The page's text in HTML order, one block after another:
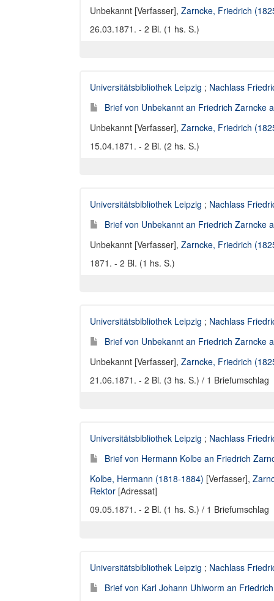
Unbekannt [Verfasser], Zarncke, Friedrich
26.03.1871. - 2 Bl. (1 hs. S.)
Universitätsbibliothek Leipzig ; Nachlass
Brief von Unbekannt an Friedrich Zarncke
Unbekannt [Verfasser], Zarncke, Friedrich
15.04.1871. - 2 Bl. (2 hs. S.)
Universitätsbibliothek Leipzig ; Nachlass
Brief von Unbekannt an Friedrich Zarncke
Unbekannt [Verfasser], Zarncke, Friedrich
1871. - 2 Bl. (1 hs. S.)
Universitätsbibliothek Leipzig ; Nachlass
Brief von Unbekannt an Friedrich Zarncke
Unbekannt [Verfasser], Zarncke, Friedrich
21.06.1871. - 2 Bl. (3 hs. S.) / 1 Briefumschlag
Universitätsbibliothek Leipzig ; Nachlass
Brief von Hermann Kolbe an Friedrich
Kolbe, Hermann (1818-1884) [Verfasser],
Rektor [Adressat]
09.05.1871. - 2 Bl. (1 hs. S.) / 1 Briefumschlag
Universitätsbibliothek Leipzig ; Nachlass
Brief von Karl Johann Uhlworm an